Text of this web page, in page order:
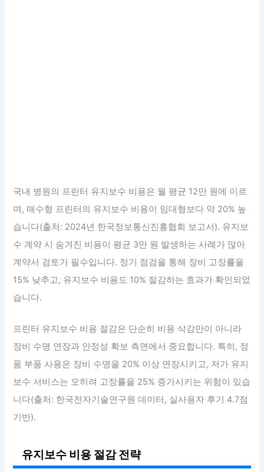
국내 병원의 프린터 유지보수 비용은 월 평균 12만 원에 이르
며, 매수형 프린터의 유지보수 비용이 임대형보다 약 20% 높
습니다(출처: 2024년 한국정보통신진흥협회 보고서). 유지보
수 계약 시 숨겨진 비용이 평균 3만 원 발생하는 사례가 많아
계약서 검토가 필수입니다. 정기 점검을 통해 장비 고장률을
15% 낮추고, 유지보수 비용도 10% 절감하는 효과가 확인되었
습니다.
프린터 유지보수 비용 절감은 단순히 비용 삭감만이 아니라
장비 수명 연장과 안정성 확보 측면에서 중요합니다. 특히, 정
품 부품 사용은 장비 수명을 20% 이상 연장시키고, 저가 유지
보수 서비스는 오히려 고장률을 25% 증가시키는 위험이 있습
니다(출처: 한국전자기술연구원 데이터, 실사용자 후기 4.7점
기반).
유지보수 비용 절감 전략